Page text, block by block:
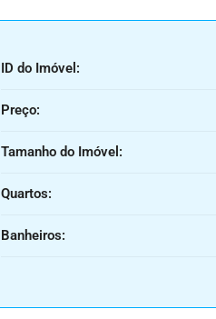
ID do Imóvel:
Preço:
Tamanho do Imóvel:
Quartos:
Banheiros: